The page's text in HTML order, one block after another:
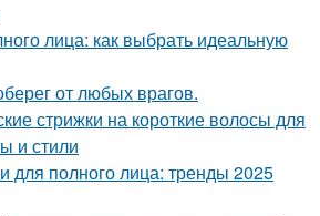
лица: как выбрать идеальную
от любых врагов.
стрижки на короткие волосы для
и стили
для полного лица: тренды 2025